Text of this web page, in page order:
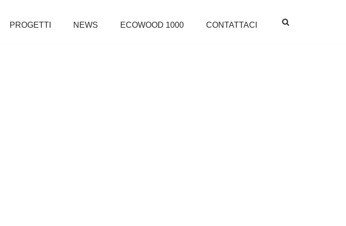
PROGETTI NEWS ECOWOOD 1000 CONTATTACI